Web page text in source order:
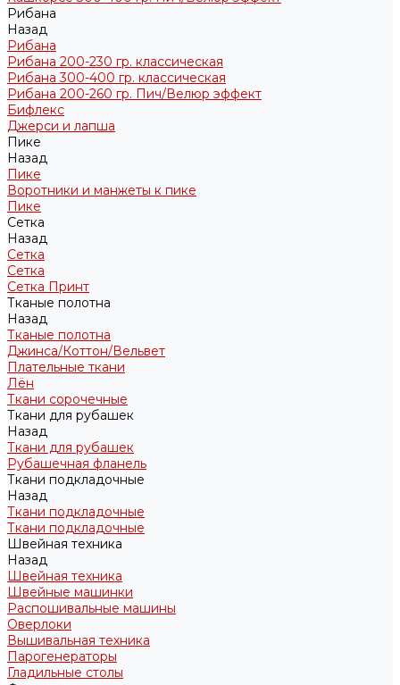
Рибана
Назад
Рибана
Рибана 200-230 гр. классическая
Рибана 300-400 гр. классическая
Рибана 200-260 гр. Пич/Велюр эффект
Бифлекс
Джерси и лапша
Пике
Назад
Пике
Воротники и манжеты к пике
Пике
Сетка
Назад
Сетка
Сетка
Сетка Принт
Тканые полотна
Назад
Тканые полотна
Джинса/Коттон/Вельвет
Плательные ткани
Лён
Ткани сорочечные
Ткани для рубашек
Назад
Ткани для рубашек
Рубашечная фланель
Ткани подкладочные
Назад
Ткани подкладочные
Ткани подкладочные
Швейная техника
Назад
Швейная техника
Швейные машинки
Распошивальные машины
Оверлоки
Вышивальная техника
Парогенераторы
Гладильные столы